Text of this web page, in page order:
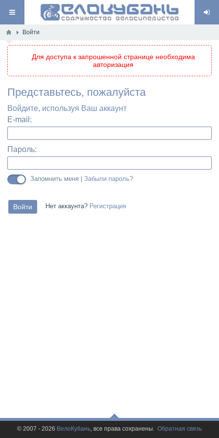
Войти
Для доступа к запрошенной странице необходима
авторизация
Представьтесь, пожалуйста
Войдите, используя Ваш аккаунт
E-mail:
Пароль:
Запомнить меня | Забыли пароль?
Нет аккаунта? Регистрация
© 2007 - 2026 ВелоКубань, все права сохранены. Обратная связь